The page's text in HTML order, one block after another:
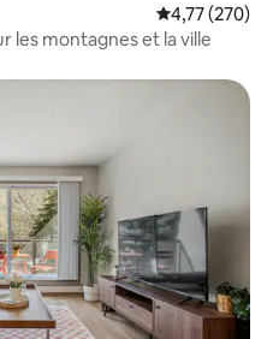
Note
4,77 (270)
les montagnes et la ville